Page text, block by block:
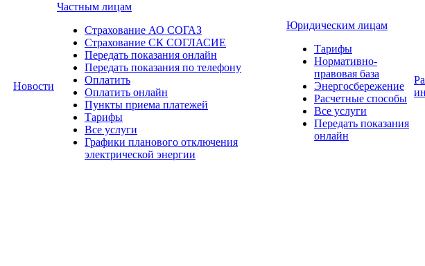
Новости
Частным лицам
Страхование АО СОГАЗ
Страхование СК СОГЛАСИЕ
Передать показания онлайн
Передать показания по телефону
Оплатить
Оплатить онлайн
Пункты приема платежей
Тарифы
Все услуги
Графики планового отключения
электрической энергии
Юридическим лицам
Тарифы
Нормативно-
правовая база
Энергосбережение
Расчетные способы
Все услуги
Передать показания
онлайн